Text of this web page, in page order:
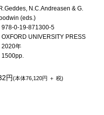
N.C.Andreasen & G.
(eds.)
978-0-19-871300-5
OXFORD UNIVERSITY PRESS
2020年
1500pp.
円(本体76,120円 ＋ 税)